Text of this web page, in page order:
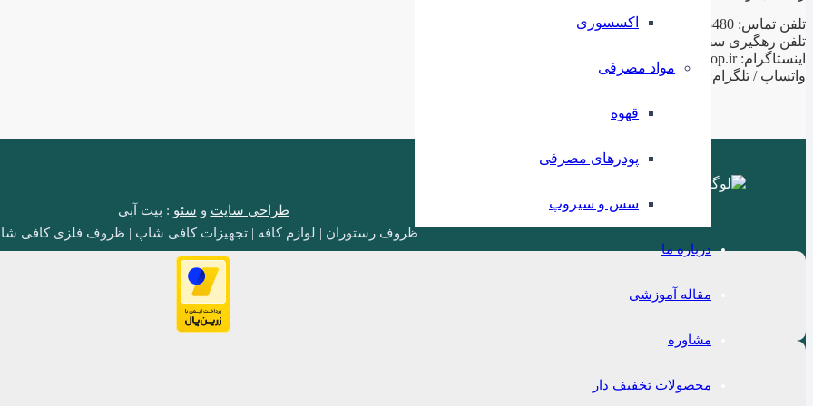
اکسسوری
مواد مصرفی
قهوه
پودرهای مصرفی
سس و سیروپ
درباره ما
مقاله آموزشی
مشاوره
محصولات تخفیف دار
تلفن تماس: 02188943480 – 02155470813 – 02155470280
تلفن رهگیری سفارشات: 09199797956
اینستاگرام: ilashop.ir
واتساپ / تلگرام: 09199797956
طراحی سایت و سئو : بیت آبی
ظروف رستوران | لوازم کافه | تجهیزات کافی شاپ | ظروف فلزی کافی